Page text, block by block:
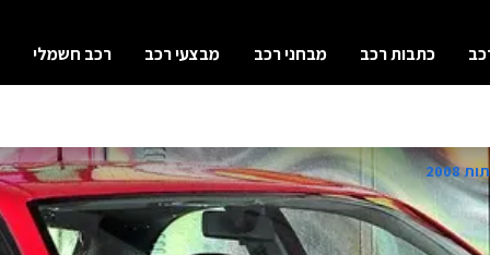
כתבות רכב מבחני רכב מבצעי רכב רכב חשמלי